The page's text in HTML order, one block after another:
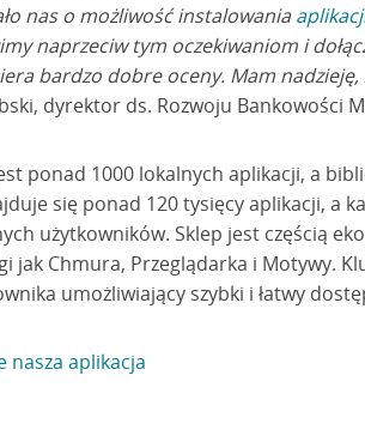
nas o możliwość instalowania
naprzeciw tym oczekiwaniom i
bardzo dobre oceny. Mam
dyrektor ds. Rozwoju Bankowości
ponad 1000 lokalnych aplikacji, a
się ponad 120 tysięcy aplikacji, a
użytkowników. Sklep jest częścią
jak Chmura, Przeglądarka i Motywy.
umożliwiający szybki i łatwy
nasza aplikacja